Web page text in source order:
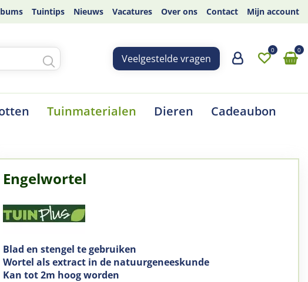
Tuintips Nieuws Vacatures Over ons Contact Mijn account
Veelgestelde vragen
Tuinmaterialen Dieren Cadeaubon
Engelwortel
Blad en stengel te gebruiken
Wortel als extract in de natuurgeneeskunde
Kan tot 2m hoog worden